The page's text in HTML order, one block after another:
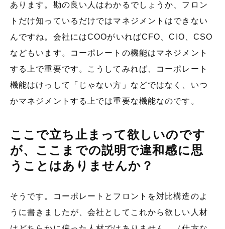
あります。勘の良い人はわかるでしょうか、フロン
トだけ知っているだけではマネジメントはできない
んですね。会社にはCOOがいればCFO、CIO、CSO
などもいます。コーポレートの機能はマネジメント
する上で重要です。こうしてみれば、コーポレート
機能はけっして「じゃない方」などではなく、いつ
かマネジメントする上では重要な機能なのです。
ここで立ち止まって欲しいのです
が、ここまでの説明で違和感に思
うことはありませんか？
そうです。コーポレートとフロントを対比構造のよ
うに書きましたが、会社としてこれから欲しい人材